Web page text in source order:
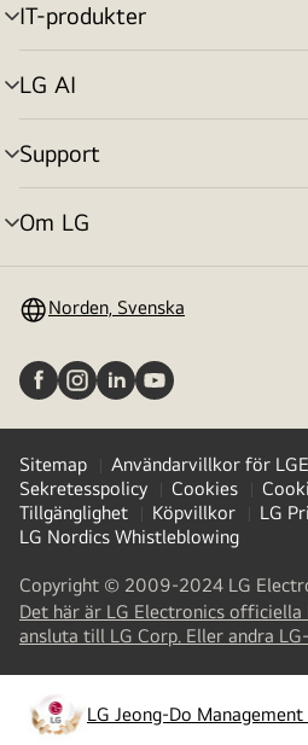
IT-produkter
menyväxling
LG AI
menyväxling
Support
menyväxling
Om LG
menyväxling
Norden, Svenska
Sitemap
Användarvillkor för
Sekretesspolicy
Cookies
Tillgänglighet
Köpvillkor
LG
LG Nordics Whistleblowing
Copyright © 2009-2024 LG
Det här är LG Electronics officiella
ansluta till LG Corp. Eller andra
LG Jeong-Do
opens